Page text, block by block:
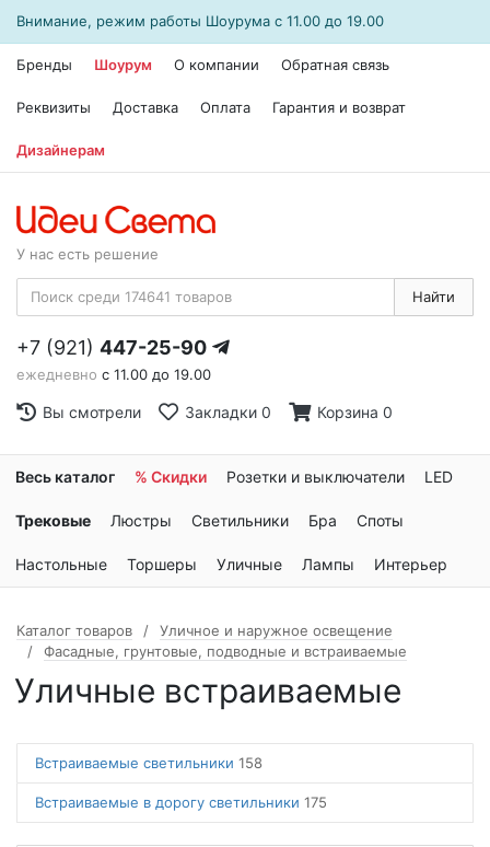
Внимание, режим работы Шоурума с 11.00 до 19.00
Бренды Шоурум О компании Обратная связь
Реквизиты Доставка Оплата Гарантия и возврат
Дизайнерам
У нас есть решение
Найти
+7 (921) 447-25-90
ежедневно с 11.00 до 19.00
Вы смотрели Закладки 0 Корзина 0
Весь каталог % Скидки Розетки и выключатели LED
Трековые Люстры Светильники Бра Споты
Настольные Торшеры Уличные Лампы Интерьер
Каталог товаров
Уличное и наружное освещение
Фасадные, грунтовые, подводные и встраиваемые
Уличные встраиваемые
Встраиваемые светильники 158
Встраиваемые в дорогу светильники 175